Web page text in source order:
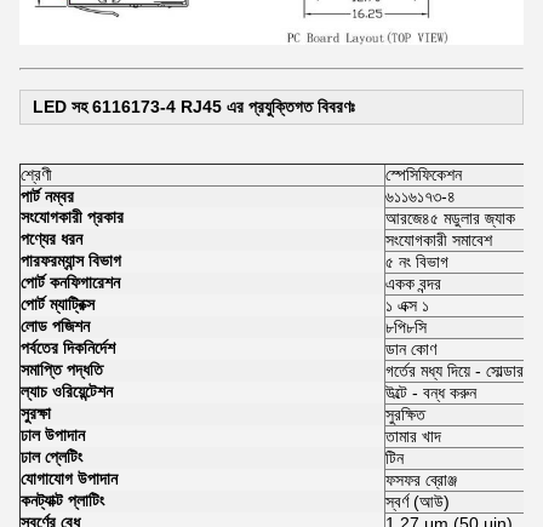
LED সহ 6116173-4 RJ45 এর প্রযুক্তিগত বিবরণঃ
শ্রেণী
স্পেসিফিকেশন
পার্ট নম্বর
৬১১৬১৭৩-৪
সংযোগকারী প্রকার
আরজে৪৫ মডুলার জ্যাক
পণ্যের ধরন
সংযোগকারী সমাবেশ
পারফরম্যান্স বিভাগ
৫ নং বিভাগ
পোর্ট কনফিগারেশন
একক বন্দর
পোর্ট ম্যাট্রিক্স
১ এক্স ১
লোড পজিশন
৮পি৮সি
পর্বতের দিকনির্দেশ
ডান কোণ
সমাপ্তি পদ্ধতি
গর্তের মধ্য দিয়ে - সোল্ডার
ল্যাচ ওরিয়েন্টেশন
উল্টে - বন্ধ করুন
সুরক্ষা
সুরক্ষিত
ঢাল উপাদান
তামার খাদ
ঢাল প্লেটিং
টিন
যোগাযোগ উপাদান
ফসফর ব্রোঞ্জ
কনট্যাক্ট প্লাটিং
স্বর্ণ (আউ)
স্বর্ণের বেধ